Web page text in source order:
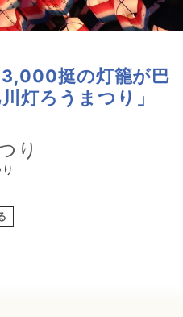
挺の灯籠が巴
灯ろうまつり」
り